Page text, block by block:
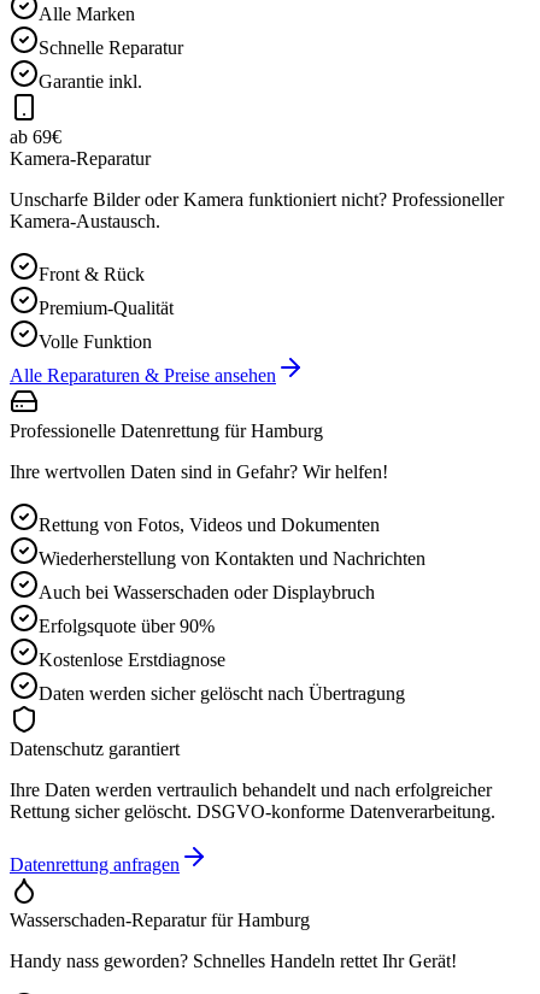
Alle Marken
Schnelle Reparatur
Garantie inkl.
ab 69€
Kamera-Reparatur
Unscharfe Bilder oder Kamera funktioniert nicht? Professioneller
Kamera-Austausch.
Front & Rück
Premium-Qualität
Volle Funktion
Alle Reparaturen & Preise ansehen
Professionelle Datenrettung fürHamburg
Ihre wertvollen Daten sind in Gefahr? Wir helfen!
Rettung von Fotos, Videos und Dokumenten
Wiederherstellung von Kontakten und Nachrichten
Auch bei Wasserschaden oder Displaybruch
Erfolgsquote über 90%
Kostenlose Erstdiagnose
Daten werden sicher gelöscht nach Übertragung
Datenschutz garantiert
Ihre Daten werden vertraulich behandelt und nach erfolgreicher
Rettung sicher gelöscht. DSGVO-konforme Datenverarbeitung.
Datenrettung anfragen
Wasserschaden-Reparatur fürHamburg
Handy nass geworden? Schnelles Handeln rettet Ihr Gerät!